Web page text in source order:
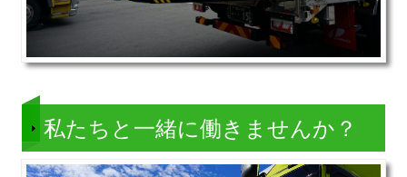
私たちと一緒に働きませんか？